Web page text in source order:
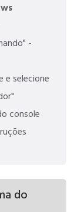
-
selecione
console
do